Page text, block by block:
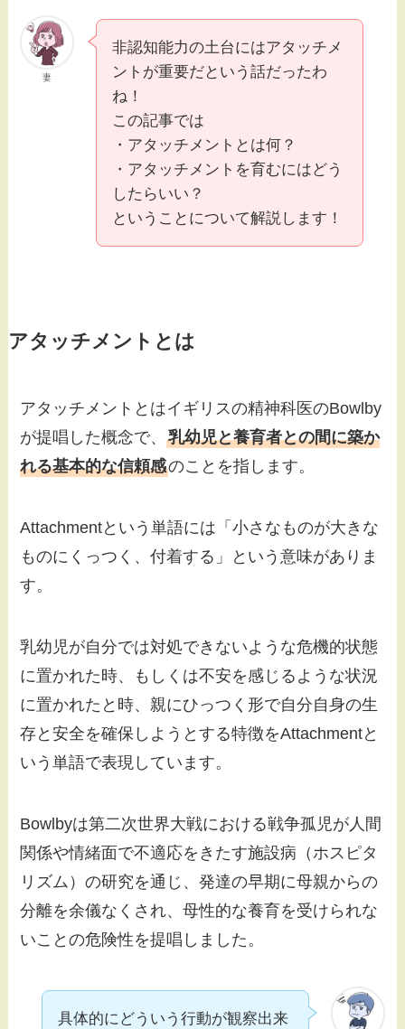
妻
非認知能力の土台にはアタッチメ
ントが重要だという話だったわ
ね！
この記事では
・アタッチメントとは何？
・アタッチメントを育むにはどう
したらいい？
ということについて解説します！
アタッチメントとは
アタッチメントとはイギリスの精神科医のBowlby
が提唱した概念で、乳幼児と養育者との間に築か
れる基本的な信頼感のことを指します。
Attachmentという単語には「小さなものが大きな
ものにくっつく、付着する」という意味がありま
す。
乳幼児が自分では対処できないような危機的状態
に置かれた時、もしくは不安を感じるような状況
に置かれたと時、親にひっつく形で自分自身の生
存と安全を確保しようとする特徴をAttachmentと
いう単語で表現しています。
Bowlbyは第二次世界大戦における戦争孤児が人間
関係や情緒面で不適応をきたす施設病（ホスピタ
リズム）の研究を通じ、発達の早期に母親からの
分離を余儀なくされ、母性的な養育を受けられな
いことの危険性を提唱しました。
具体的にどういう行動が観察出来